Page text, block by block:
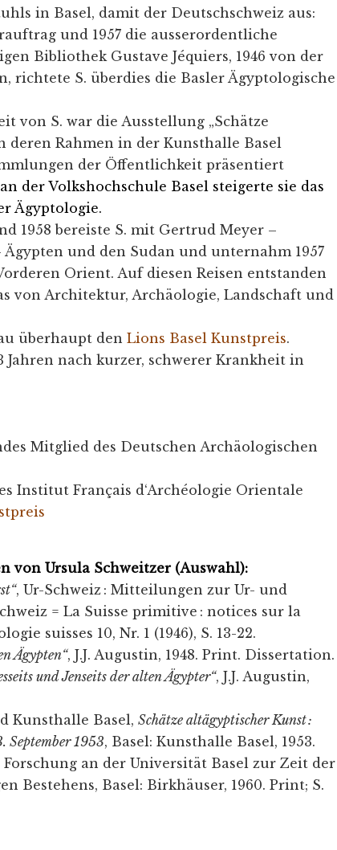
in Basel, damit der Deutschschweiz aus:
und 1957 die ausserordentliche
Bibliothek Gustave Jéquiers, 1946 von der
richtete S. überdies die Basler Ägyptologische
von S. war die Ausstellung „Schätze
deren Rahmen in der Kunsthalle Basel
der Öffentlichkeit präsentiert
der Volkshochschule Basel steigerte sie das
Ägyptologie.
1958 bereiste S. mit Gertrud Meyer –
und den Sudan und unternahm 1957
Orient. Auf diesen Reisen entstanden
von Architektur, Archäologie, Landschaft und
überhaupt denLions Basel Kunstpreis.
Jahren nach kurzer, schwerer Krankheit in
Mitglied des Deutschen Archäologischen
Institut Français d‘Archéologie Orientale
von Ursula Schweitzer (Auswahl):
, Ur-Schweiz : Mitteilungen zur Ur- und
= La Suisse primitive : notices sur la
suisses 10, Nr. 1 (1946), S. 13-22.
Ägypten“, J.J. Augustin, 1948. Print. Dissertation.
und Jenseits der alten Ägypter“, J.J. Augustin,
Kunsthalle Basel,Schätze altägyptischer Kunst :
September 1953, Basel: Kunsthalle Basel, 1953.
Forschung an der Universität Basel zur Zeit der
Bestehens, Basel: Birkhäuser, 1960. Print; S.